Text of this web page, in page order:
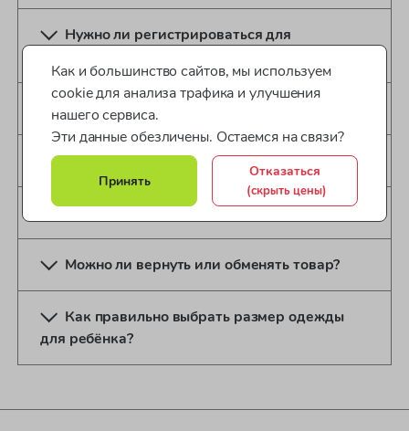
Нужно ли регистрироваться для
Какие способы оплаты доступны?
Сколько времени занимает доставка?
Как вернуть товар?
Можно ли вернуть или обменять товар?
Как правильно выбрать размер одежды
для ребёнка?
Как и большинство сайтов, мы используем
cookie для анализа трафика и улучшения
нашего сервиса.
Эти данные обезличены. Остаемся на связи?
Принять
Отказаться
(скрыть цены)